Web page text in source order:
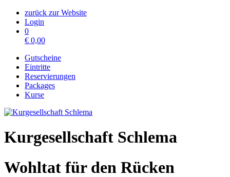
zurück zur Website
Login
0
€ 0,00
Gutscheine
Eintritte
Reservierungen
Packages
Kurse
Kurgesellschaft Schlema
Wohltat für den Rücken